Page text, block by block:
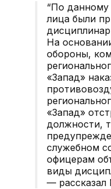
“По
лица были
На
обороны,
«Запад»
«Запад»
должности,
служебном
офицерам
виды
— рассказал